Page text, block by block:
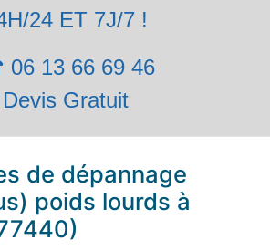
24 ET 7J/7 !
13 66 69 46
Devis Gratuit
de dépannage
poids lourds à